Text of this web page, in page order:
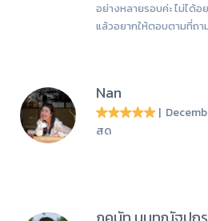
อย่างหลายรอบค่ะ ไม่ได้อ
แล้วอยากให้ตอบตามที่ถ
Nan
|
สด